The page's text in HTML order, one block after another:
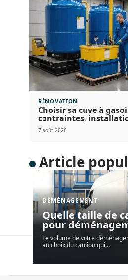
RÉNOVATION
Choisir sa cuve à
contraintes,
7 août 2026
Article
DÉMÉNAGEMENT
Quelle taille de
pour
Le volume de votre
au choix du camion qui…